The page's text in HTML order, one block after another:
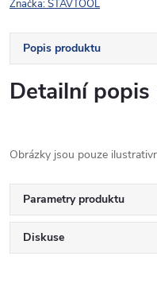
Značka:STAVTOOL
Popis produktu
Detailní
Obrázky jsou pouze
Parametry produktu
Diskuse